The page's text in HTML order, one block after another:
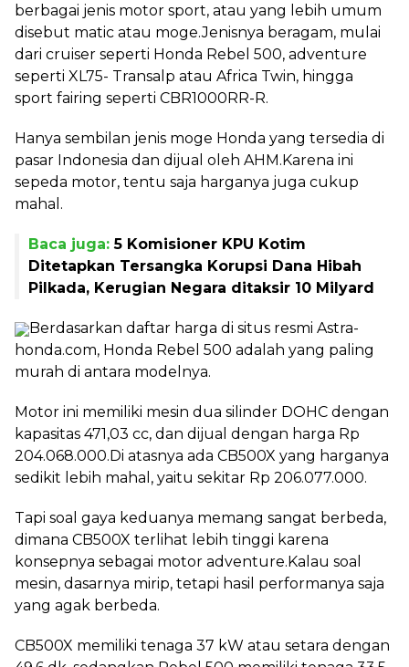
berbagai jenis motor sport, atau yang lebih umum
disebut matic atau moge.Jenisnya beragam, mulai
dari cruiser seperti Honda Rebel 500, adventure
seperti XL75- Transalp atau Africa Twin, hingga
sport fairing seperti CBR1000RR-R.
Hanya sembilan jenis moge Honda yang tersedia di
pasar Indonesia dan dijual oleh AHM.Karena ini
sepeda motor, tentu saja harganya juga cukup
mahal.
Baca juga:5 Komisioner KPU Kotim
Ditetapkan Tersangka Korupsi Dana Hibah
Pilkada, Kerugian Negara ditaksir 10 Milyard
Berdasarkan daftar harga di situs resmi Astra-
honda.com, Honda Rebel 500 adalah yang paling
murah di antara modelnya.
Motor ini memiliki mesin dua silinder DOHC dengan
kapasitas 471,03 cc, dan dijual dengan harga Rp
204.068.000.Di atasnya ada CB500X yang harganya
sedikit lebih mahal, yaitu sekitar Rp 206.077.000.
Tapi soal gaya keduanya memang sangat berbeda,
dimana CB500X terlihat lebih tinggi karena
konsepnya sebagai motor adventure.Kalau soal
mesin, dasarnya mirip, tetapi hasil performanya saja
yang agak berbeda.
CB500X memiliki tenaga 37 kW atau setara dengan